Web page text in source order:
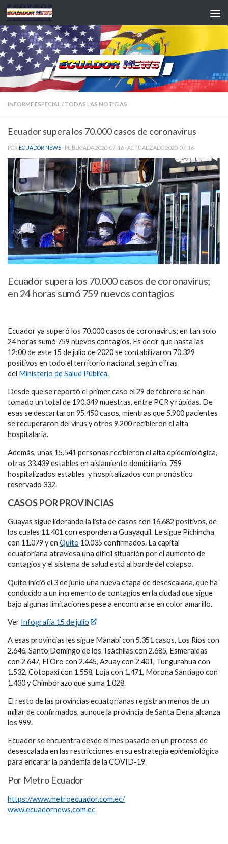
Saltar al contenido
INFORME ESPECIAL / TODAS LAS NOTICIAS
Ecuador supera los 70.000 casos de coronavirus
POR ECUADOR NEWS · PUBLICADA2020-07-16 · ACTUALIZADO2020-07-16
Ecuador supera los 70.000 casos de coronavirus;
en 24 horas sumó 759 nuevos contagios
Ecuador ya superó los 70.000 casos de coronavirus; en tan solo
24 horas sumó 759 nuevos contagios. Es decir que hasta las
12:00 de este 15 de julio de 2020 se contabilizaron 70.329
positivos en todo el territorio nacional, según cifras
del Ministerio de Salud Pública.
Desde que se reportó el primer caso el 29 de febrero se han
tomado un total de 190.349 muestras, entre PCR y rápidas. De
esas se descartaron 95.450 casos, mientras que 5.900 pacientes
se recuperaron del virus y otros 9.200 recibieron el alta
hospitalaria.
Además, unas 15.541 personas recibieron el alta epidemiológica,
otras 33.439 estables en aislamiento domiciliario, 759
hospitalizados estables y hospitalizados con pronóstico
reservado 332.
CASOS POR PROVINCIAS
Guayas sigue liderando la lista de casos con 16.682 positivos, de
los cuales 11.401 corresponden a Guayaquil. Le sigue Pichincha
con 11.079 y en Quito 10.035 confirmados. La capital
ecuatoriana atraviesa una difícil situación por el aumento de
contagios y el sistema de salud está al borde del colapso.
Quito inició el 3 de junio una nueva etapa de desescalada, que ha
conducido a un incremento de contagios en la ciudad que sigue
bajo algunas limitaciones pese a encontrarse en color amarillo.
Ver Infografía 15 de julio
A esas provincias les sigue Manabí con 5.351 casos, Los Ríos con
2.646, Santo Domingo de los Tsáchilas con 2.685, Esmeraldas
con 2.647, El Oro con 2.445, Azuay con 2.401, Tungurahua con
1.532, Cotopaxi con 1.558, Loja con 1.471, Morona Santiago con
1.430 y Chimborazo que suma 1.028.
El resto de las provincias ecuatorianas registran menos de un
millar de confirmados, aunque la provincia de Santa Elena alcanza
los 999.
Ecuador se encuentra desde el mes pasado en un proceso de
desescalada en las restricciones en su estrategia epidemiológica
para encarar la pandemia de la COVID-19.
Por Metro Ecuador
https://www.metroecuador.com.ec/
www.ecuadornews.com.ec